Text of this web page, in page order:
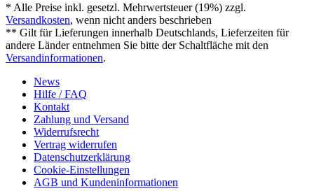
* Alle Preise inkl. gesetzl. Mehrwertsteuer (19%) zzgl.
Versandkosten, wenn nicht anders beschrieben
** Gilt für Lieferungen innerhalb Deutschlands, Lieferzeiten für
andere Länder entnehmen Sie bitte der Schaltfläche mit den
Versandinformationen.
News
Hilfe / FAQ
Kontakt
Zahlung und Versand
Widerrufsrecht
Vertrag widerrufen
Datenschutzerklärung
Cookie-Einstellungen
AGB und Kundeninformationen